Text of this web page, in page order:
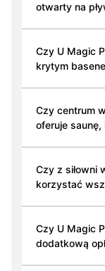
otwarty na
Czy U Magic
krytym
Czy centrum
oferuje saunę,
Czy z siłowni
korzystać
Czy U Magic
dodatkową